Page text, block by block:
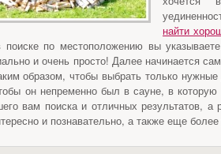
найти
по местоположению вы
и очень просто! Далее начинается
образом, чтобы выбрать только
он непременно был в сауне, в
вам поиска и отличных результатов,
и познавательно, а также еще